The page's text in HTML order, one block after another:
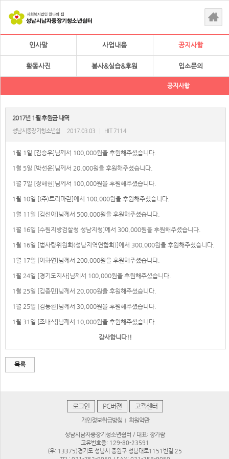
인사말 사업내용 공지사항
활동사진 봉사&실습&후원 입소문의
공지사항
2017년 1월 후원금 내역
성남시중장기청소년쉼 2017.03.03 HIT 7114
1월 1일 [김승우]님께서 100,000원을 후원해주셨습니다.
1월 5일 [박선운]님께서 20,000원을 후원해주셨습니다.
1월 7일 [정해현]님께서 100,000원을 후원해주셨습니다.
1월 10일 [(주)트리마란]에서 100,000원을 후원해주셨습니다.
1월 11일 [김선아]님께서 500,000원을 후원해주셨습니다.
1월 16일 [수원지방검찰청 성남지청]에서 300,000원을 후원해주셨습니다.
1월 16일 [법사랑위원회(성남지역연합회)]에서 300,000원을 후원해주셨습니다.
1월 17일 [이화연]님께서 200,000원을 후원해주셨습니다.
1월 24일 [경기도지사]님께서 100,000원을 후원해주셨습니다.
1월 25일 [김종민]님께서 20,000원을 후원해주셨습니다.
1월 25일 [김동환]님께서 30,000원을 후원해주셨습니다.
1월 31일 [조내식]님께서 10,000원을 후원해주셨습니다.
감사합니다!!
목록
로그인 PC버젼 고객센터
개인정보취급방침 회원약관
성남시남자중장기청소년쉼터 / 대표: 장가람
고유번호증: 129-80-23591
(우: 13375)경기도 성남시 중원구 성남대로1151번길 25